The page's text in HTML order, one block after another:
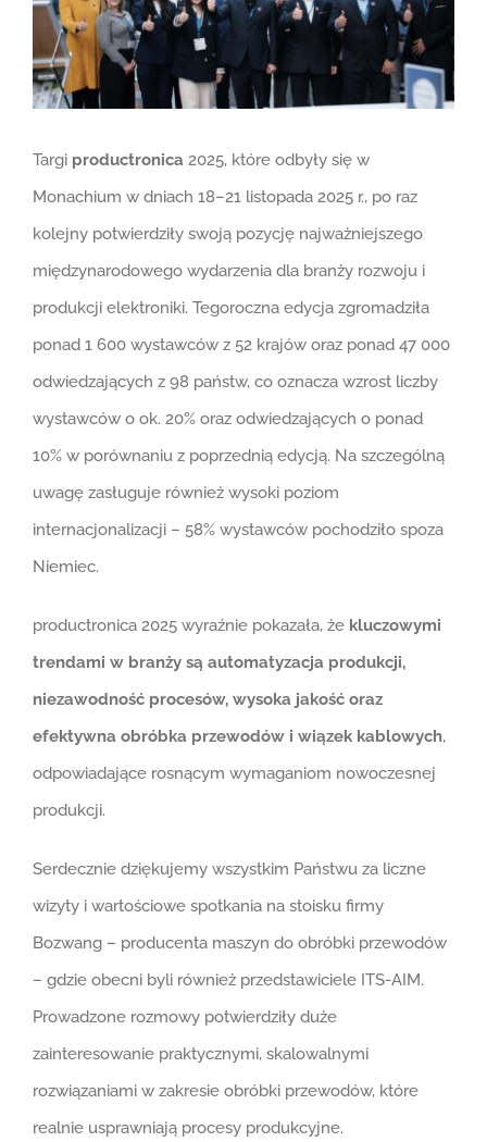
Targi productronica 2025, które odbyły się w
Monachium w dniach 18–21 listopada 2025 r., po raz
kolejny potwierdziły swoją pozycję najważniejszego
międzynarodowego wydarzenia dla branży rozwoju i
produkcji elektroniki. Tegoroczna edycja zgromadziła
ponad 1 600 wystawców z 52 krajów oraz ponad 47 000
odwiedzających z 98 państw, co oznacza wzrost liczby
wystawców o ok. 20% oraz odwiedzających o ponad
10% w porównaniu z poprzednią edycją. Na szczególną
uwagę zasługuje również wysoki poziom
internacjonalizacji – 58% wystawców pochodziło spoza
Niemiec.
productronica 2025 wyraźnie pokazała, że kluczowymi
trendami w branży są automatyzacja produkcji,
niezawodność procesów, wysoka jakość oraz
efektywna obróbka przewodów i wiązek kablowych,
odpowiadające rosnącym wymaganiom nowoczesnej
produkcji.
Serdecznie dziękujemy wszystkim Państwu za liczne
wizyty i wartościowe spotkania na stoisku firmy
Bozwang – producenta maszyn do obróbki przewodów
– gdzie obecni byli również przedstawiciele ITS-AIM.
Prowadzone rozmowy potwierdziły duże
zainteresowanie praktycznymi, skalowalnymi
rozwiązaniami w zakresie obróbki przewodów, które
realnie usprawniają procesy produkcyjne.